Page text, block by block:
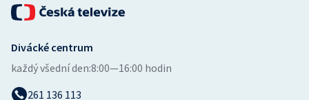
Divácké centrum
každý všední den:8:00—16:00 hodin
261 136 113